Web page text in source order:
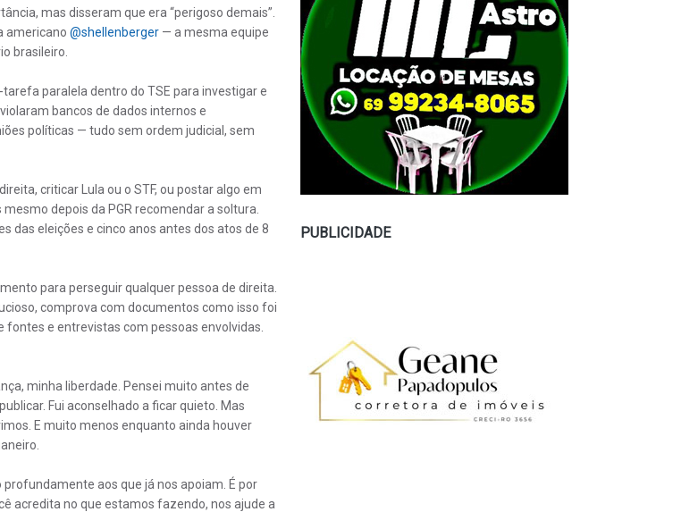
mas disseram que era “perigoso demais”.
americano @shellenberger — a mesma equipe
brasileiro.
paralela dentro do TSE para investigar e
bancos de dados internos e
políticas — tudo sem ordem judicial, sem
criticar Lula ou o STF, ou postar algo em
depois da PGR recomendar a soltura.
das eleições e cinco anos antes dos atos de 8
para perseguir qualquer pessoa de direita.
comprova com documentos como isso foi
e entrevistas com pessoas envolvidas.
minha liberdade. Pensei muito antes de
Fui aconselhado a ficar quieto. Mas
E muito menos enquanto ainda houver
aos que já nos apoiam. É por
acredita no que estamos fazendo, nos ajude a
PUBLICIDADE